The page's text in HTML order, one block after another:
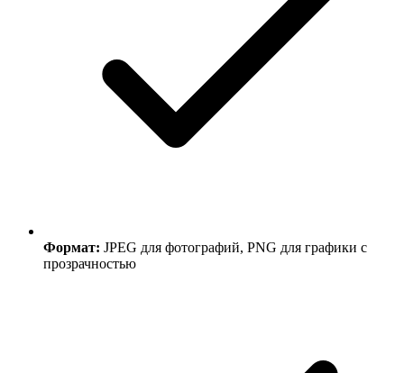
Формат: JPEG для фотографий, PNG для графики с
прозрачностью